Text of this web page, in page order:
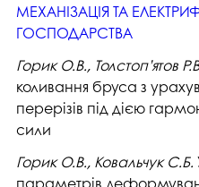
МЕХАНІЗАЦІЯ ТА
ГОСПОДАРСТВА
Горик О.В., Толстоп’ятов
коливання бруса з
перерізів під дією
сили
Горик О.В., Ковальчук С.Б.